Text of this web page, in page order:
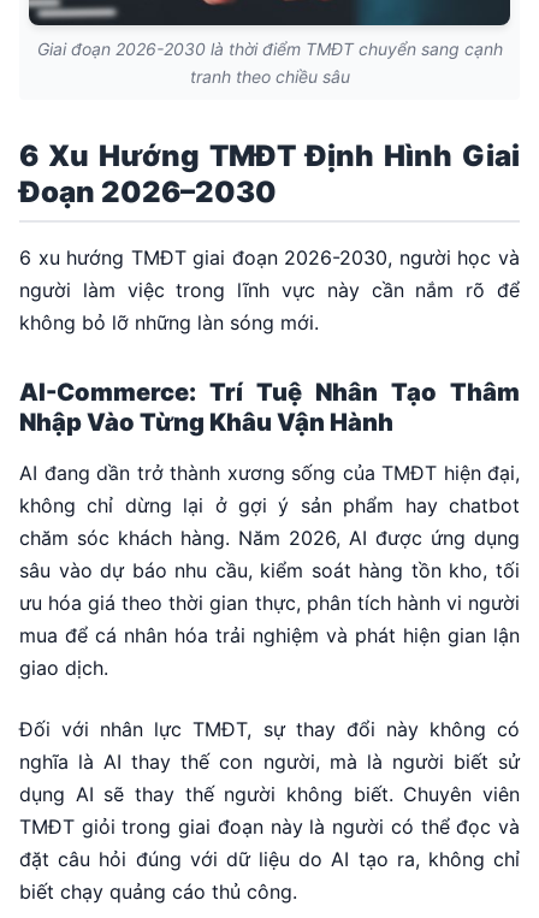
Giai đoạn 2026-2030 là thời điểm TMĐT chuyển sang cạnh
tranh theo chiều sâu
6 Xu Hướng TMĐT Định Hình Giai
Đoạn 2026–2030
6 xu hướng TMĐT giai đoạn 2026-2030, người học và
người làm việc trong lĩnh vực này cần nắm rõ để
không bỏ lỡ những làn sóng mới.
AI-Commerce: Trí Tuệ Nhân Tạo Thâm
Nhập Vào Từng Khâu Vận Hành
AI đang dần trở thành xương sống của TMĐT hiện đại,
không chỉ dừng lại ở gợi ý sản phẩm hay chatbot
chăm sóc khách hàng. Năm 2026, AI được ứng dụng
sâu vào dự báo nhu cầu, kiểm soát hàng tồn kho, tối
ưu hóa giá theo thời gian thực, phân tích hành vi người
mua để cá nhân hóa trải nghiệm và phát hiện gian lận
giao dịch.
Đối với nhân lực TMĐT, sự thay đổi này không có
nghĩa là AI thay thế con người, mà là người biết sử
dụng AI sẽ thay thế người không biết. Chuyên viên
TMĐT giỏi trong giai đoạn này là người có thể đọc và
đặt câu hỏi đúng với dữ liệu do AI tạo ra, không chỉ
biết chạy quảng cáo thủ công.